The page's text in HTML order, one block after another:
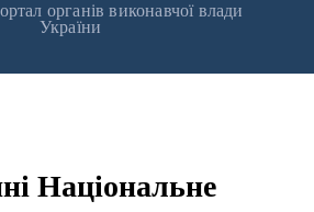
органів виконавчої влади
України
Національне